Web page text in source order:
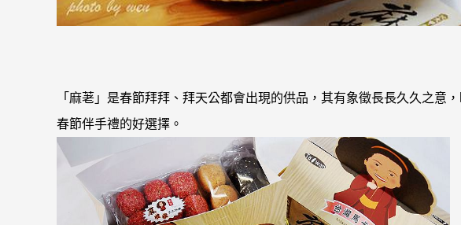
「麻荖」是春節拜拜、拜天公都會出現的供品，其有象徵長長久久之意
春節伴手禮的好選擇。